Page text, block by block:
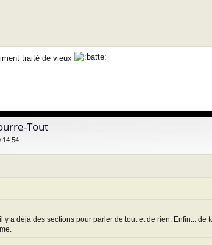
traité de vieux
Tout
14:54
y a déjà des sections pour parler de tout et de rien. Enfin...